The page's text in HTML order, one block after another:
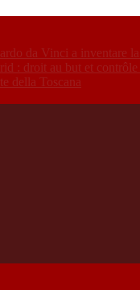
da Vinci a inventare la
: droit au but et contrôle
della Toscana